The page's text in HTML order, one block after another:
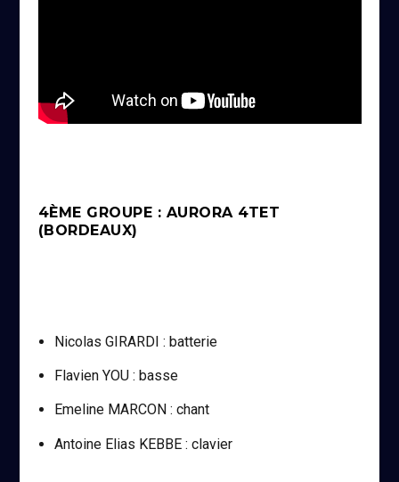
4ÈME GROUPE : AURORA 4TET
(BORDEAUX)
Nicolas GIRARDI : batterie
Flavien YOU : basse
Emeline MARCON : chant
Antoine Elias KEBBE : clavier